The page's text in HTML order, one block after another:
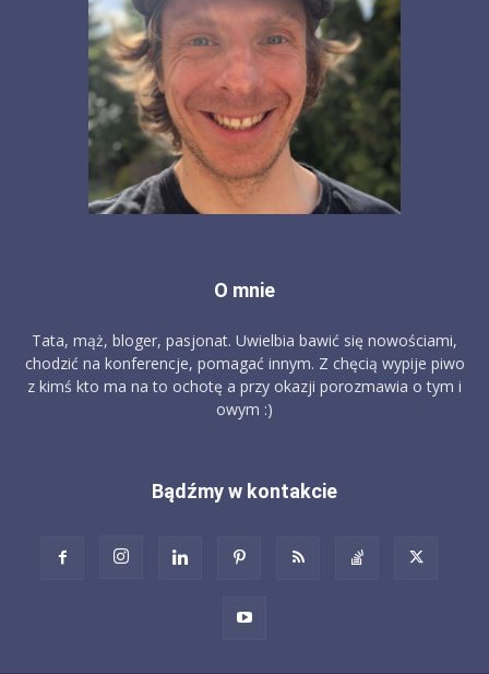
O mnie
Tata, mąż, bloger, pasjonat. Uwielbia bawić się nowościami,
chodzić na konferencje, pomagać innym. Z chęcią wypije piwo
z kimś kto ma na to ochotę a przy okazji porozmawia o tym i
owym :)
Bądźmy w kontakcie